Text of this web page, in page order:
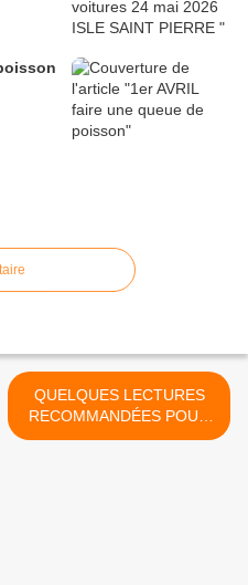
QUELQUES LECTURES
RECOMMANDÉES POUR
LES GRANDES VACANCES